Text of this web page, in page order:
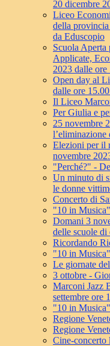
20 dicembre
Liceo
della
da Eduscopio
Scuola
Applicate,
2023 dalle
Open day al
dalle ore
Il Liceo
Per Giulia e
25 novembre
l’eliminazione
Elezioni per il
novembre
"Perché?" -
Un minuto di
le donne
Concerto di
"10 in
Domani 3
delle scuole di
Ricordando
"10 in
Le giornate
3 ottobre -
Marconi Jazz
settembre ore
"10 in
Regione
Regione
Cine-concerto